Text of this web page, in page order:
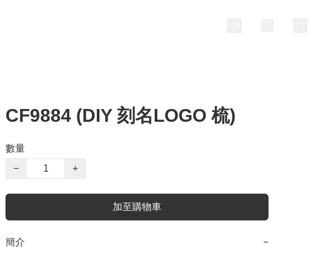
CF9884 (DIY 刻名LOGO 梳)
數量
−
+
加至購物車
簡介 −